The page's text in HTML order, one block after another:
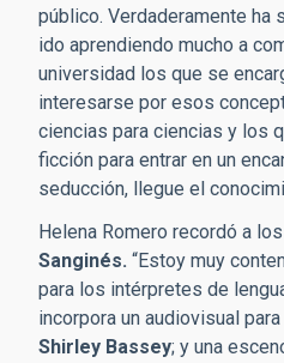
público. Verdaderamente
ido aprendiendo mucho a
universidad los que se
interesarse por esos
ciencias para ciencias y los
ficción para entrar en un
seducción, llegue el
Helena Romero recordó a
Sanginés. “Estoy muy
para los intérpretes de
incorpora un audiovisual
Shirley Bassey; y una